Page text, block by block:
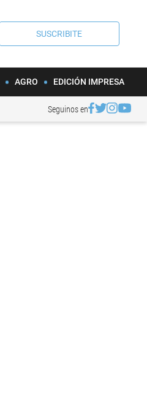
SUSCRIBITE
AGRO EDICIÓN IMPRESA
Seguinos en